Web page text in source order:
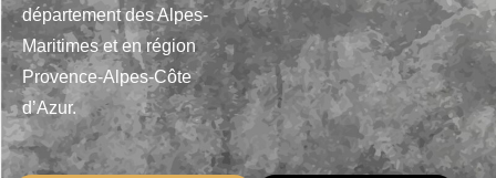
département des Alpes-
Maritimes et en région
Provence-Alpes-Côte
d’Azur.